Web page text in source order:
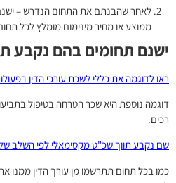
לאחר שהבנתם את התחום הנדרש –
ממוצע או מחיר מינימום מומלץ לכל
ישנם תחומים בהם נקבע
ראו לדוגמה את כללי לשכת עורכי הדין
דוגמה נוספת היא שכר הטרחה בטיפול
רכים.
שם נקבע תווך שכ"ט מקסימאלי לפי השלב
כמו בכל תחום תתרשמו מן עורך הדין ממנו